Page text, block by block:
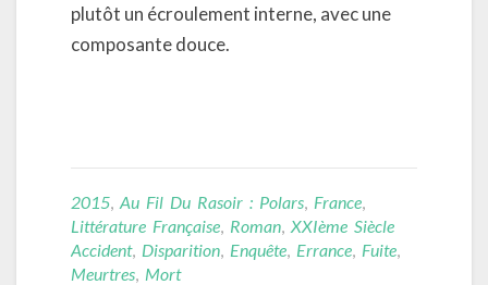
plutôt un écroulement interne, avec une
composante douce.
2015 Au Fil Du Rasoir : Polars France
Littérature Française Roman XXIème Siècle
Accident, Disparition Enquête Errance Fuite
Meurtres Mort